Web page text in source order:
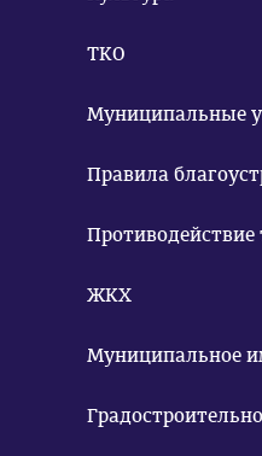
ТКО
Муниципальные
Правила
Противодействие
ЖКХ
Муниципальное